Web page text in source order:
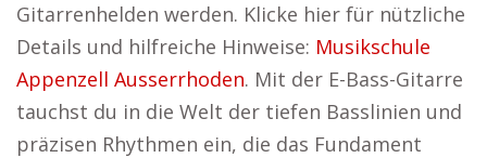
Gitarrenhelden werden. Klicke hier für nützliche
Details und hilfreiche Hinweise: Musikschule
Appenzell Ausserrhoden. Mit der E-Bass-Gitarre
tauchst du in die Welt der tiefen Basslinien und
präzisen Rhythmen ein, die das Fundament